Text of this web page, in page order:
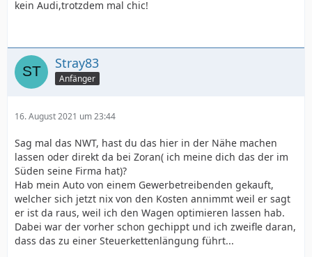
kein Audi,trotzdem mal chic!
Stray83
Anfänger
16. August 2021 um 23:44
Sag mal das NWT, hast du das hier in der Nähe machen
lassen oder direkt da bei Zoran( ich meine dich das der im
Süden seine Firma hat)?
Hab mein Auto von einem Gewerbetreibenden gekauft,
welcher sich jetzt nix von den Kosten annimmt weil er sagt
er ist da raus, weil ich den Wagen optimieren lassen hab.
Dabei war der vorher schon gechippt und ich zweifle daran,
dass das zu einer Steuerkettenlängung führt...